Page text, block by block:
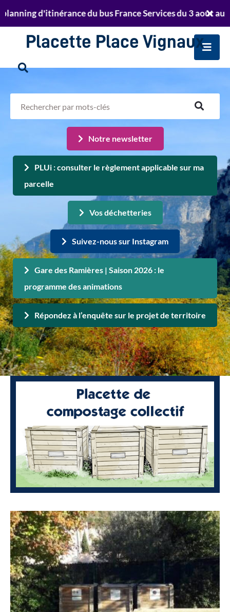
Aller à la recherche
Retrouvez le planning de passage de la
d'itinérance du bus France Services du 3 août au 23
Placette Place Vignaux
sur
Notre newsletter
PLUi : consulter le règlement applicable sur ma
parcelle
Vos déchetteries
Suivez-nous sur Instagram
Gare des Ramières | Saison 2026 : le
programme des animations
Répondez à l’enquête sur le projet de territoire